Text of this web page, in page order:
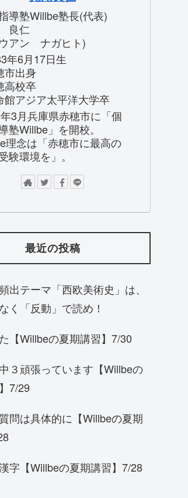
導塾Willbe塾長(代表)
良仁
ウアン ナガヒト)
年6月17日生
市出身
高校卒
館アジア太平洋大学卒
3月兵庫県赤穂市に「個
塾Willbe」を開校。
理念は「赤穂市に最高の
験環境を」。
最近の投稿
出テーマ「西欧美術史」は、
く「反動」で読め！
【Willbeの夏期講習】7/30
３頑張っています【Willbeの
7/29
は具体的に【Willbeの夏期
字【Willbeの夏期講習】7/28